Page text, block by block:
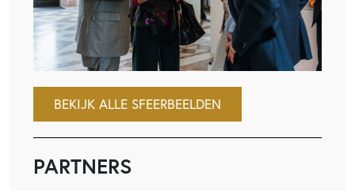
BEKIJK ALLE SFEERBEELDEN
PARTNERS